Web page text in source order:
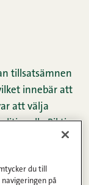
tillsatsämnen
innebär att
att välja
Riktig
som den ska.
du till
på